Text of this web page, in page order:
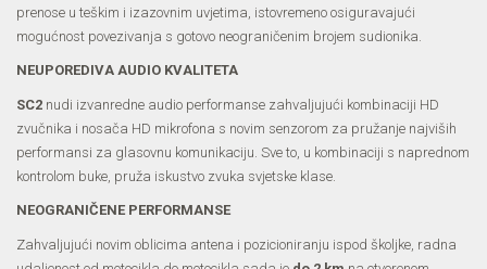
prenose u teškim i izazovnim uvjetima, istovremeno osiguravajući
mogućnost povezivanja s gotovo neograničenim brojem sudionika.
NEUPOREDIVA AUDIO KVALITETA
SC2 nudi izvanredne audio performanse zahvaljujući kombinaciji HD
zvučnika i nosača HD mikrofona s novim senzorom za pružanje najviših
performansi za glasovnu komunikaciju. Sve to, u kombinaciji s naprednom
kontrolom buke, pruža iskustvo zvuka svjetske klase.
NEOGRANIČENE PERFORMANSE
Zahvaljujući novim oblicima antena i pozicioniranju ispod školjke, radna